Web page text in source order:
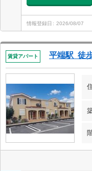
情報登録日 2026/08/07
賃貸アパート 平端駅 徒